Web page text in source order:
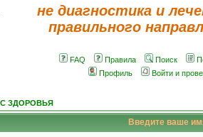
не диагностика и
правильного
FAQ Правила Поиск
Профиль
Войти и
ЗДОРОВЬЯ
Введите ваше